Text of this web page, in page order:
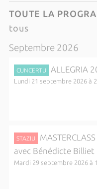
TOUTE LA
tous
Septembre 2026
CUNCERTU ALLEGRIA
Lundi 21 septembre 2026 à
STAZIU
avec Bénédicte Billiet
Mardi 29 septembre 2026 à